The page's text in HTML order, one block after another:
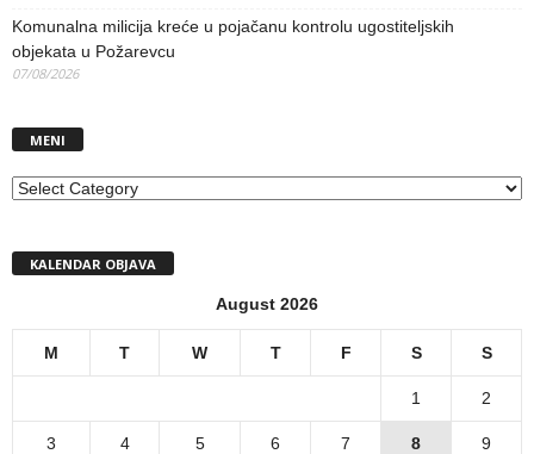
Komunalna milicija kreće u pojačanu kontrolu ugostiteljskih
objekata u Požarevcu
07/08/2026
MENI
MENI
KALENDAR OBJAVA
August 2026
M T W T F S S
1 2
3 4 5 6 7 8 9